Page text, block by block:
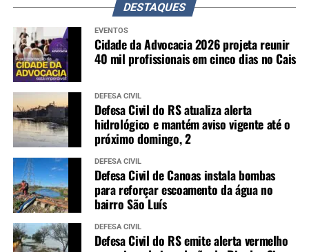
DESTAQUES
EVENTOS
Cidade da Advocacia 2026 projeta reunir
40 mil profissionais em cinco dias no Cais
DEFESA CIVIL
Defesa Civil do RS atualiza alerta
hidrológico e mantém aviso vigente até o
próximo domingo, 2
DEFESA CIVIL
Defesa Civil de Canoas instala bombas
para reforçar escoamento da água no
bairro São Luís
DEFESA CIVIL
Defesa Civil do RS emite alerta vermelho